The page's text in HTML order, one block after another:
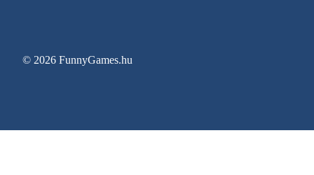
© 2026 FunnyGames.hu
Adatvédelem